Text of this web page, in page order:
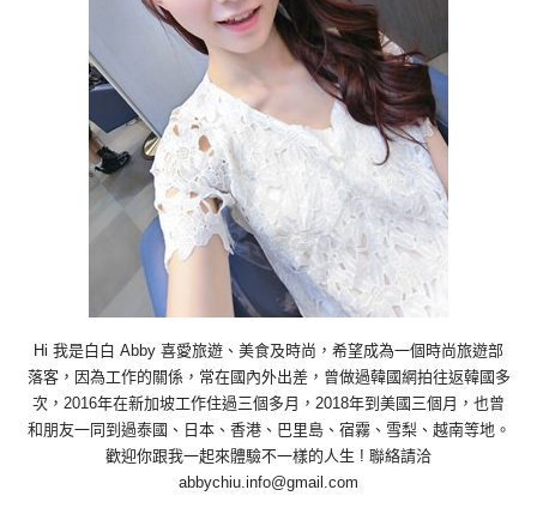
Hi 我是白白 Abby 喜愛旅遊、美食及時尚，希望成為一個時尚旅遊部
落客，因為工作的關係，常在國內外出差，曾做過韓國網拍往返韓國多
次，2016年在新加坡工作住過三個多月，2018年到美國三個月，也曾
和朋友一同到過泰國、日本、香港、巴里島、宿霧、雪梨、越南等地。
歡迎你跟我一起來體驗不一樣的人生 ! 聯絡請洽
abbychiu.info@gmail.com